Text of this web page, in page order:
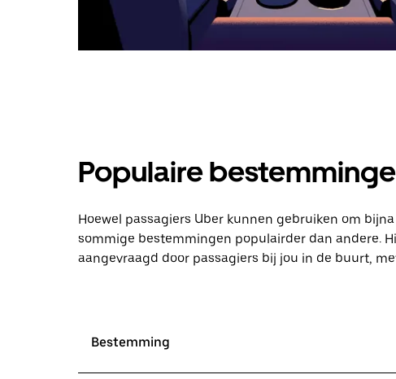
Populaire
Hoewel passagiers Uber kunnen gebruiken om
sommige bestemmingen populairder dan andere.
aangevraagd door passagiers bij jou in de buurt,
Bestemming